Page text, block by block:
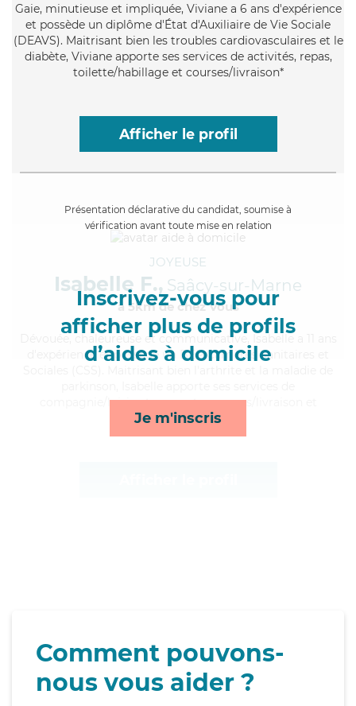
Gaie, minutieuse et impliquée, Viviane a 6 ans d'expérience
et possède un diplôme d'État d'Auxiliaire de Vie Sociale
(DEAVS). Maitrisant bien les troubles cardiovasculaires et le
diabète, Viviane apporte ses services de activités, repas,
toilette/habillage et courses/livraison*
Afficher le profil
Présentation déclarative du candidat, soumise à
vérification avant toute mise en relation
Inscrivez-vous pour
afficher plus de profils
d’aides à domicile
Je m'inscris
JOYEUSE
Isabelle F., Saâcy-sur-Marne
à 5km de chez Vous
, chaleureuse et communicative, Isabelle a 11 ans
d'expérience et possède un BEP Carrières Sanitaires et
compagnie/loisirs, transports, courses/livraison et
lever/coucher*
Comment pouvons-
nous vous aider ?